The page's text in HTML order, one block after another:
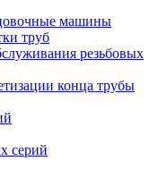
машины
труб
резьбовых
конца трубы
серий